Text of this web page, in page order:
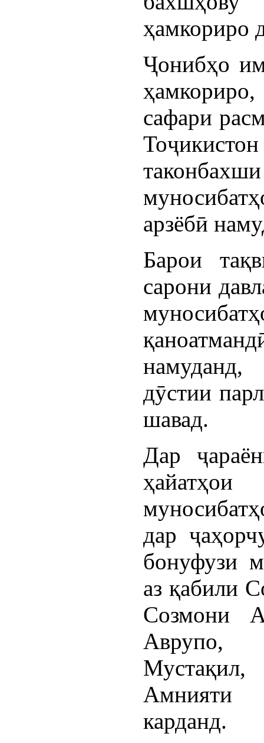
ҳамкориро
Ҷонибҳо
сафари
арзёбӣ
Барои
сарони
намуданд,
дӯстии
шавад.
Дар
дар
бонуфузи
аз қабили
Созмони
Аврупо,
Амнияти
карданд.